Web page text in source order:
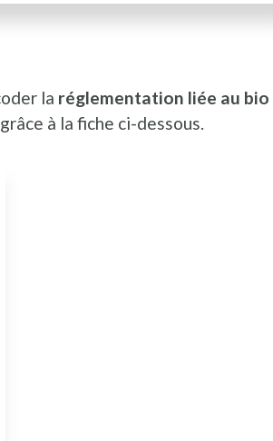
la réglementation liée au bio
à la fiche ci-dessous.